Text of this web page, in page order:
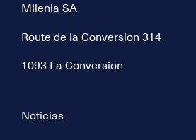
Milenia SA
Route de la Conversion 314
1093 La Conversion
Noticias